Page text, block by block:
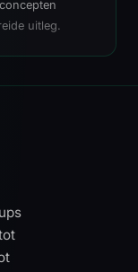
uitleg.